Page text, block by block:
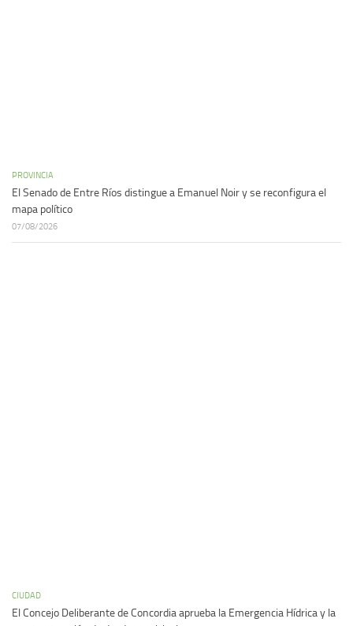
PROVINCIA
El Senado de Entre Ríos distingue a Emanuel Noir y se reconfigura el
mapa político
07/08/2026
CIUDAD
El Concejo Deliberante de Concordia aprueba la Emergencia Hídrica y la